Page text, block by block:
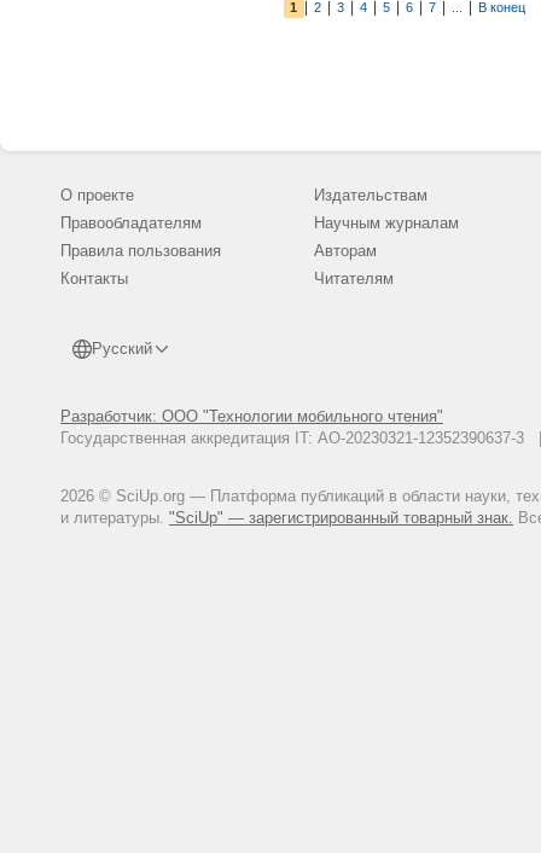
1 2 3 4 5 6 7 В конец
О проекте
Правообладателям
Правила пользования
Контакты
Русский
Разработчик: ООО "Технологии мобильного чтения"
Государственная аккредитация IT: АО-20230321-
2026 © SciUp.org — Платформа публикаций в области науки,
и литературы. "SciUp" — зарегистрированный товарный знак.
Издательствам
Научным журналам
Авторам
Читателям